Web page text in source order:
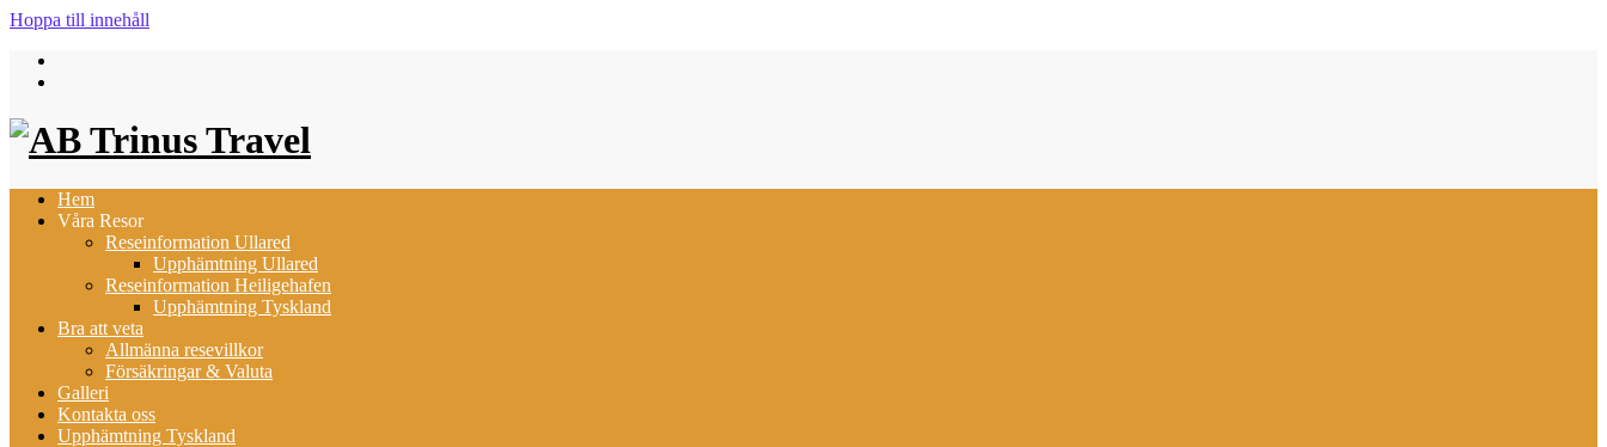
Hoppa till innehåll
Hem
Våra Resor
Reseinformation Ullared
Upphämtning Ullared
Reseinformation Heiligehafen
Upphämtning Tyskland
Bra att veta
Allmänna resevillkor
Försäkringar & Valuta
Galleri
Kontakta oss
Upphämtning Tyskland